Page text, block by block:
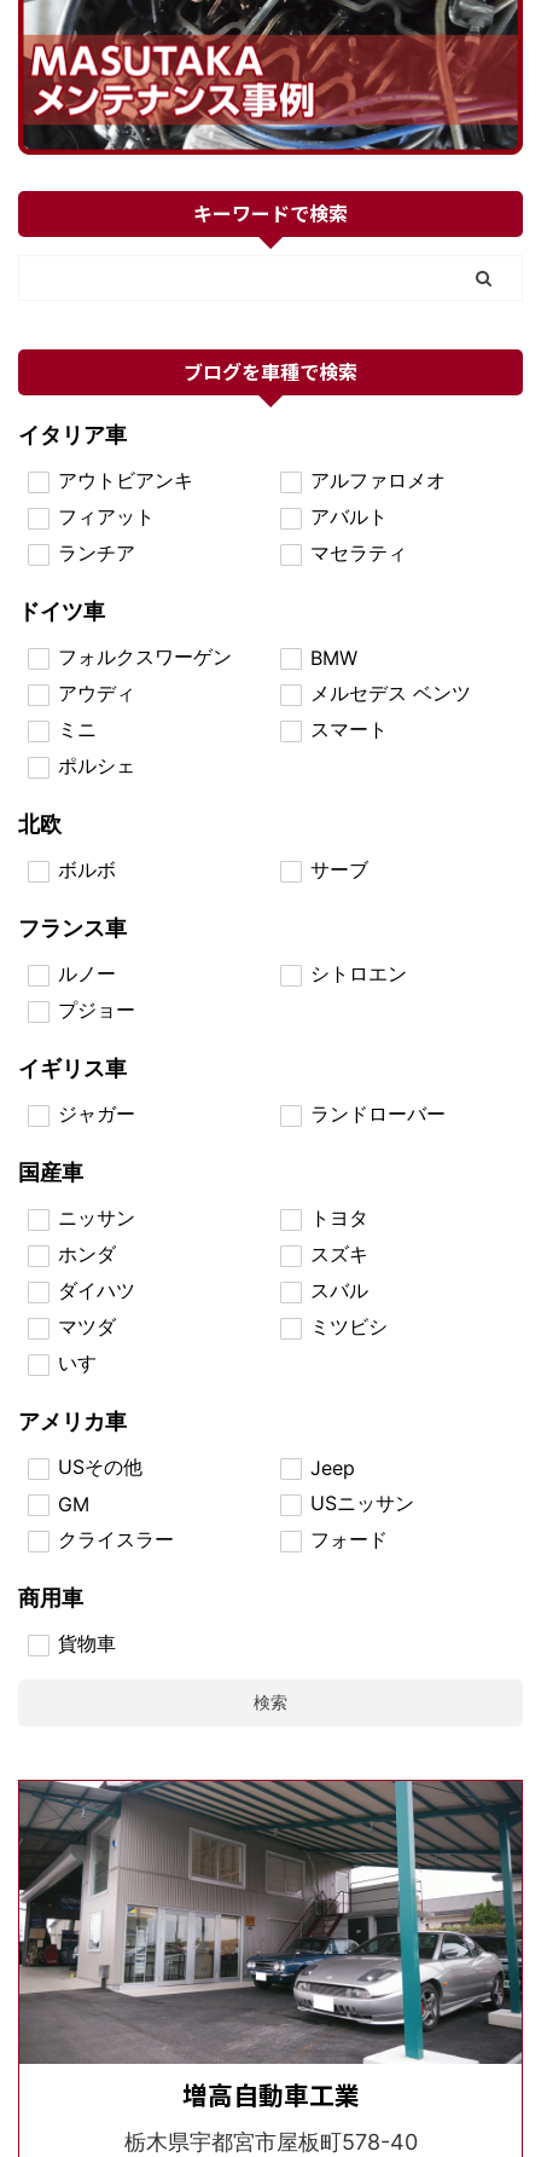
キーワードで検索
ブログを車種で検索
イタリア車
アウトビアンキ
アルファロメオ
フィアット
アバルト
ランチア
マセラティ
ドイツ車
フォルクスワーゲン
BMW
アウディ
メルセデス ベンツ
ミニ
スマート
ポルシェ
北欧
ボルボ サーブ
フランス車
ルノー
シトロエン
プジョー
イギリス車
ジャガー ランドローバー
国産車
ニッサン
トヨタ
ホンダ
スズキ
ダイハツ
スバル
マツダ
ミツビシ
いすゞ
アメリカ車
USその他
Jeep
GM
USニッサン
クライスラー
フォード
商用車
貨物車
検索
増高自動車工業
栃木県宇都宮市屋板町578-40